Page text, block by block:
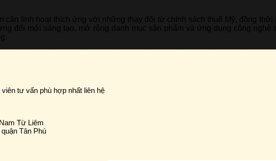
cần linh hoạt thích ứng với những thay đổi từ chính sách thuế Mỹ, đồng
đổi mới sáng tạo, mở rộng danh mục sản phẩm và ứng dụng công nghệ
tư vấn phù hợp nhất liên hệ
Từ Liêm
Tân Phú